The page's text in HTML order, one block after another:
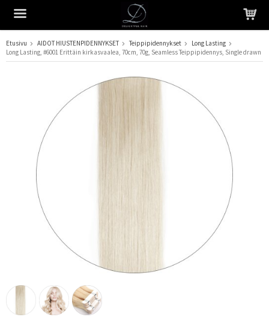
Tuote on lisätty ostoskoriin
Etusivu AIDOT HIUSTENPIDENNYKSET Teippipidennykset
Long Lasting
Long Lasting, #6001 Erittäin kirkasvaalea, 70cm, 70g, Seamless Teippipidennys, Single drawn